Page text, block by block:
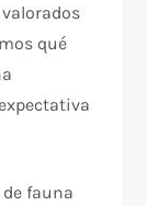
qué
fauna